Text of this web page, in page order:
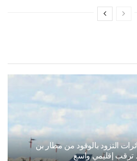
التزود بالوقود من مطار بن
ترقب إقليمي واسع